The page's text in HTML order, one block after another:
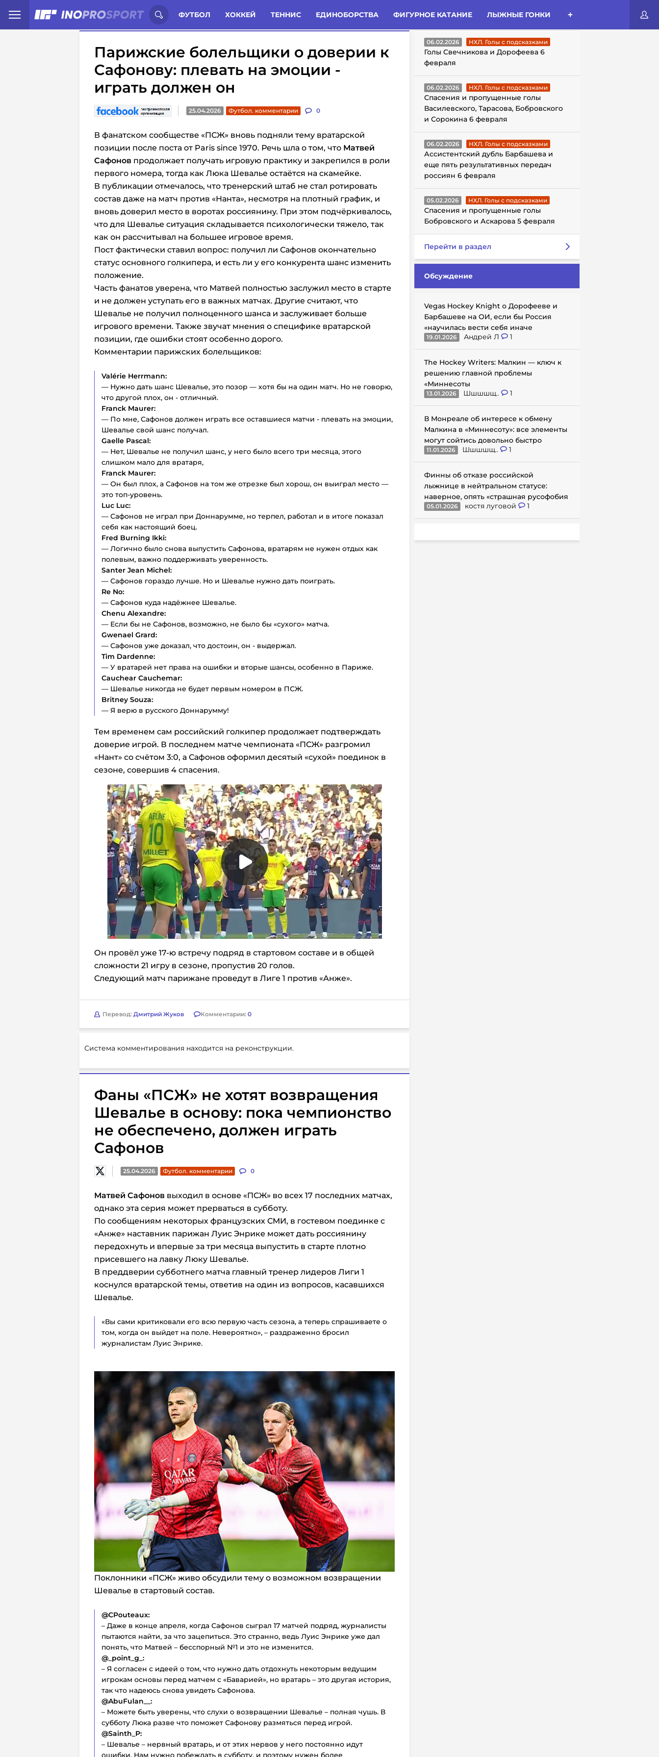
ФУТБОЛ ХОККЕЙ ТЕННИС ЕДИНОБОРСТВА ФИГУРНОЕ КАТАНИЕ ЛЫЖНЫЕ ГОНКИ
Иностранцы о спорте России: Статьи Комменты Новости
Парижские болельщики о доверии к
Сафонову: плевать на эмоции -
играть должен он
25.04.2026 Футбол. комментарии 0
В фанатском сообществе «ПСЖ» вновь подняли тему вратарской
позиции после поста от Paris since 1970. Речь шла о том, что Матвей
Сафонов продолжает получать игровую практику и закрепился в роли
первого номера, тогда как Люка Шевалье остаётся на скамейке.
В публикации отмечалось, что тренерский штаб не стал ротировать
состав даже на матч против «Нанта», несмотря на плотный график, и
вновь доверил место в воротах россиянину. При этом подчёркивалось,
что для Шевалье ситуация складывается психологически тяжело, так
как он рассчитывал на большее игровое время.
Пост фактически ставил вопрос: получил ли Сафонов окончательно
статус основного голкипера, и есть ли у его конкурента шанс изменить
положение.
Часть фанатов уверена, что Матвей полностью заслужил место в старте
и не должен уступать его в важных матчах. Другие считают, что
Шевалье не получил полноценного шанса и заслуживает больше
игрового времени. Также звучат мнения о специфике вратарской
позиции, где ошибки стоят особенно дорого.
Комментарии парижских болельщиков:
Valérie Herrmann:
— Нужно дать шанс Шевалье, это позор — хотя бы на один матч. Но не говорю,
что другой плох, он - отличный.
Franck Maurer:
— По мне, Сафонов должен играть все оставшиеся матчи - плевать на эмоции,
Шевалье свой шанс получал.
Gaelle Pascal:
— Нет, Шевалье не получил шанс, у него было всего три месяца, этого
слишком мало для вратаря,
Franck Maurer:
— Он был плох, а Сафонов на том же отрезке был хорош, он выиграл место —
это топ-уровень.
Luc Luc:
— Сафонов не играл при Доннарумме, но терпел, работал и в итоге показал
себя как настоящий боец.
Fred Burning Ikki:
— Логично было снова выпустить Сафонова, вратарям не нужен отдых как
полевым, важно поддерживать уверенность.
Santer Jean Michel:
— Сафонов гораздо лучше. Но и Шевалье нужно дать поиграть.
Re No:
— Сафонов куда надёжнее Шевалье.
Chenu Alexandre:
— Если бы не Сафонов, возможно, не было бы «сухого» матча.
Gwenael Grard:
— Сафонов уже доказал, что достоин, он - выдержал.
Tim Dardenne:
— У вратарей нет права на ошибки и вторые шансы, особенно в Париже.
Cauchear Cauchemar:
— Шевалье никогда не будет первым номером в ПСЖ.
Britney Souza:
— Я верю в русского Доннарумму!
Тем временем сам российский голкипер продолжает подтверждать
доверие игрой. В последнем матче чемпионата «ПСЖ» разгромил
«Нант» со счётом 3:0, а Сафонов оформил десятый «сухой» поединок в
сезоне, совершив 4 спасения.
Он провёл уже 17-ю встречу подряд в стартовом составе и в общей
сложности 21 игру в сезоне, пропустив 20 голов.
Следующий матч парижане проведут в Лиге 1 против «Анже».
Перевод: Дмитрий Жуков Комментарии: 0
Система комментирования находится на реконструкции.
Фаны «ПСЖ» не хотят возвращения
Шевалье в основу: пока чемпионство
не обеспечено, должен играть
Сафонов
25.04.2026 Футбол. комментарии 0
Матвей Сафонов выходил в основе «ПСЖ» во всех 17 последних матчах,
однако эта серия может прерваться в субботу.
По сообщениям некоторых французских СМИ, в гостевом поединке с
«Анже» наставник парижан Луис Энрике может дать россиянину
передохнуть и впервые за три месяца выпустить в старте плотно
присевшего на лавку Люку Шевалье.
В преддверии субботнего матча главный тренер лидеров Лиги 1
коснулся вратарской темы, ответив на один из вопросов, касавшихся
Шевалье.
«Вы сами критиковали его всю первую часть сезона, а теперь спрашиваете о
том, когда он выйдет на поле. Невероятно», – раздраженно бросил
журналистам Луис Энрике.
Поклонники «ПСЖ» живо обсудили тему о возможном возвращении
Шевалье в стартовый состав.
@CPouteaux:
– Даже в конце апреля, когда Сафонов сыграл 17 матчей подряд, журналисты
пытаются найти, за что зацепиться. Это странно, ведь Луис Энрике уже дал
понять, что Матвей – бесспорный №1 и это не изменится.
@_point_g_:
– Я согласен с идеей о том, что нужно дать отдохнуть некоторым ведущим
игрокам основы перед матчем с «Баварией», но вратарь – это другая история,
так что надеюсь снова увидеть Сафонова.
@AbuFulan__:
– Можете быть уверены, что слухи о возвращении Шевалье – полная чушь. В
субботу Люка разве что поможет Сафонову размяться перед игрой.
@Sainth_P:
– Шевалье – нервный вратарь, и от этих нервов у него постоянно идут
ошибки. Нам нужно побеждать в субботу, и поэтому нужен более
ГОЛЫ С ПОДСКАЗКАМИ
06.02.2026 НХЛ. Голы с подсказками
Голы Свечникова и Дорофеева 6
февраля
06.02.2026 НХЛ. Голы с подсказками
Спасения и пропущенные голы
Василевского, Тарасова, Бобровского
и Сорокина 6 февраля
06.02.2026 НХЛ. Голы с подсказками
Ассистентский дубль Барбашева и
еще пять результативных передач
россиян 6 февраля
05.02.2026 НХЛ. Голы с подсказками
Спасения и пропущенные голы
Бобровского и Аскарова 5 февраля
Перейти в раздел
Обсуждение
Vegas Hockey Knight о Дорофееве и
Барбашеве на ОИ, если бы Россия
«научилась вести себя иначе
19.01.2026 Андрей Л 1
The Hockey Writers: Малкин — ключ к
решению главной проблемы
«Миннесоты
13.01.2026 Шшшшщ.. 1
В Монреале об интересе к обмену
Малкина в «Миннесоту»: все элементы
могут сойтись довольно быстро
11.01.2026 Шшшшщ.. 1
Финны об отказе российской
лыжнице в нейтральном статусе:
наверное, опять «страшная русофобия
05.01.2026 костя луговой 1